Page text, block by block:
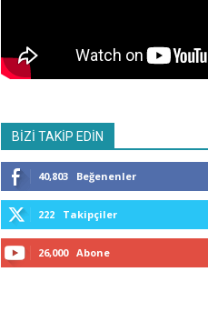
BİZİ TAKİP EDİN
40,803 Beğenenler
222 Takipçiler
26,000 Abone